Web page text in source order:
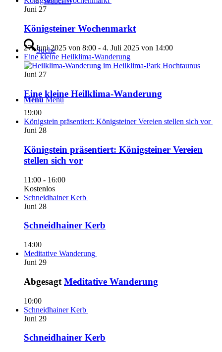
Suche
Menü Menü
Juni 27
Königsteiner Wochenmarkt
27. Juni 2025 von 8:00 - 4. Juli 2025 von 14:00
Eine kleine Heilklima-Wanderung
Juni 27
Eine kleine Heilklima-Wanderung
19:00
Königstein präsentiert: Königsteiner Vereien stellen sich vor
Juni 28
Königstein präsentiert: Königsteiner Vereien
stellen sich vor
11:00 - 16:00
Kostenlos
Schneidhainer Kerb
Juni 28
Schneidhainer Kerb
14:00
Meditative Wanderung
Juni 29
Abgesagt Meditative Wanderung
10:00
Schneidhainer Kerb
Juni 29
Schneidhainer Kerb